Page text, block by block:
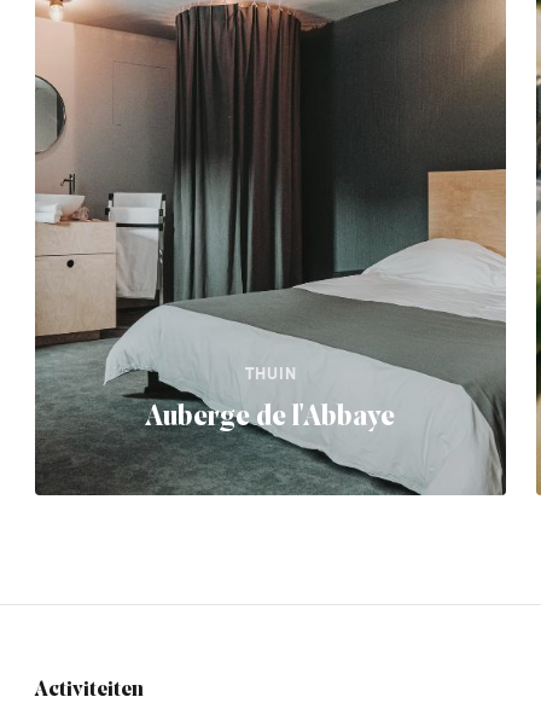
THUIN
Auberge de l'Abbaye
Navigation
Activiteiten